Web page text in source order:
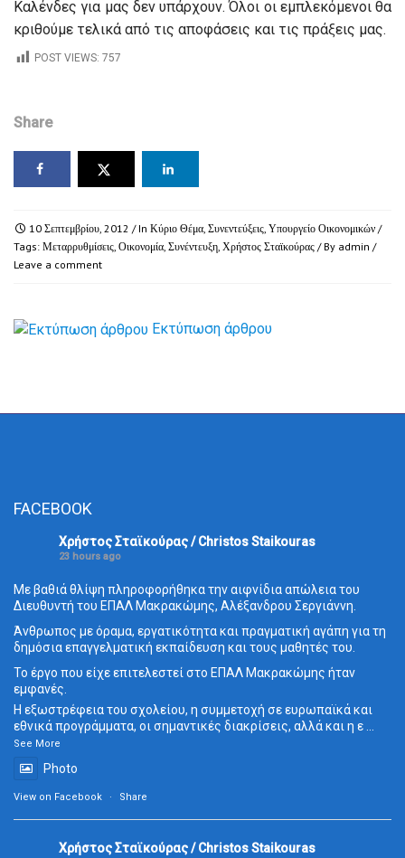
Καλένδες για μας δεν υπάρχουν. Όλοι οι εμπλεκόμενοι θα
κριθούμε τελικά από τις αποφάσεις και τις πράξεις μας.
POST VIEWS: 757
Share
10 Σεπτεμβρίου, 2012 / In Κύριο Θέμα, Συνεντεύξεις, Υπουργείο Οικονομικών /
Tags: Μεταρρυθμίσεις, Οικονομία, Συνέντευξη, Χρήστος Σταϊκούρας / By admin /
Leave a comment
Εκτύπωση άρθρου
FACEBOOK
Χρήστος Σταϊκούρας / Christos Staikouras
23 hours ago
Με βαθιά θλίψη πληροφορήθηκα την αιφνίδια απώλεια του
Διευθυντή του ΕΠΑΛ Μακρακώμης, Αλέξανδρου Σεργιάννη.
Άνθρωπος με όραμα, εργατικότητα και πραγματική αγάπη για τη
δημόσια επαγγελματική εκπαίδευση και τους μαθητές του.
Το έργο που είχε επιτελεστεί στο ΕΠΑΛ Μακρακώμης ήταν
εμφανές.
Η εξωστρέφεια του σχολείου, η συμμετοχή σε ευρωπαϊκά και
εθνικά προγράμματα, οι σημαντικές διακρίσεις, αλλά και η ε...
See More
Photo
View on Facebook · Share
Χρήστος Σταϊκούρας / Christos Staikouras